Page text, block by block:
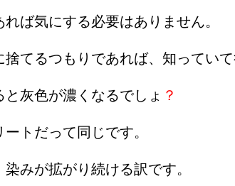
ば気にする必要はありません。
てるつもりであれば、知っていて
灰色が濃くなるでしょ ？
トだって同じです。
みが拡がり続ける訳です。